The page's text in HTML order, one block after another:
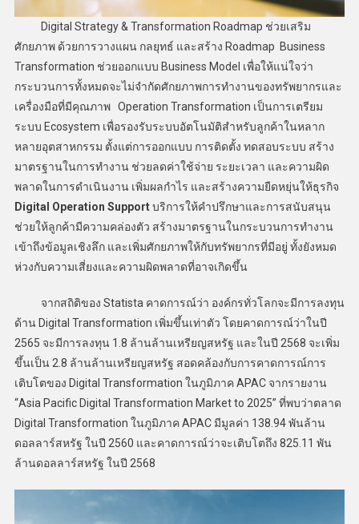
Digital Strategy & Transformation Roadmap ช่วยเสริม
ศักยภาพ ด้วยการวางแผน กลยุทธ์ และสร้าง Roadmap Business
Transformation ช่วยออกแบบ Business Model เพื่อให้แน่ใจว่า
กระบวนการทั้งหมดจะไม่จำกัดศักยภาพการทำงานของทรัพยากรและ
เครื่องมือที่มีคุณภาพ Operation Transformation เป็นการเตรียม
ระบบ Ecosystem เพื่อรองรับระบบอัตโนมัติสำหรับลูกค้าในหลาก
หลายอุตสาหกรรม ตั้งแต่การออกแบบ การติดตั้ง ทดสอบระบบ สร้าง
มาตรฐานในการทำงาน ช่วยลดค่าใช้จ่าย ระยะเวลา และความผิด
พลาดในการดำเนินงาน เพิ่มผลกำไร และสร้างความยืดหยุ่นให้ธุรกิจ
Digital Operation Supportบริการให้คำปรึกษาและการสนับสนุน
ช่วยให้ลูกค้ามีความคล่องตัว สร้างมาตรฐานในกระบวนการทำงาน
เข้าถึงข้อมูลเชิงลึก และเพิ่มศักยภาพให้กับทรัพยากรที่มีอยู่ ทั้งยังหมด
ห่วงกับความเสี่ยงและความผิดพลาดที่อาจเกิดขึ้น
จากสถิติของ Statista คาดการณ์ว่า องค์กรทั่วโลกจะมีการลงทุน
ด้าน Digital Transformation เพิ่มขึ้นเท่าตัว โดยคาดการณ์ว่าในปี
2565 จะมีการลงทุน 1.8 ล้านล้านเหรียญสหรัฐ และในปี 2568 จะเพิ่ม
ขึ้นเป็น 2.8 ล้านล้านเหรียญสหรัฐ สอดคล้องกับการคาดการณ์การ
เติบโตของ Digital Transformation ในภูมิภาค APAC จากรายงาน
“Asia Pacific Digital Transformation Market to 2025” ที่พบว่าตลาด
Digital Transformation ในภูมิภาค APAC มีมูลค่า 138.94 พันล้าน
ดอลลาร์สหรัฐ ในปี 2560 และคาดการณ์ว่าจะเติบโตถึง 825.11 พัน
ล้านดอลลาร์สหรัฐ ในปี 2568